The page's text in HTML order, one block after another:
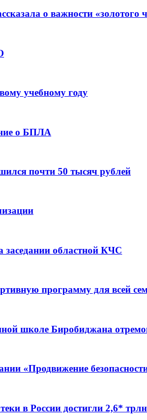
о важности
учебному году
о БПЛА
почти 50 тысяч рублей
заседании областной КЧС
программу для всей
школе Биробиджана
«Продвижение
в России достигли 2,6*